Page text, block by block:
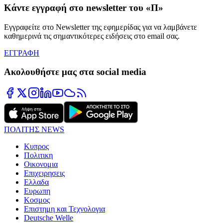
Κάντε εγγραφή στο newsletter του «Π»
Εγγραφείτε στο Newsletter της εφημερίδας για να λαμβάνετε
καθημερινά τις σημαντικότερες ειδήσεις στο email σας.
ΕΓΓΡΑΦΗ
Ακολουθήστε μας στα social media
ΠΟΛΙΤΗΣ NEWS
Κυπρος
Πολιτικη
Οικονομια
Επιχειρησεις
Ελλαδα
Ευρωπη
Κοσμος
Επιστημη και Τεχνολογια
Deutsche Welle